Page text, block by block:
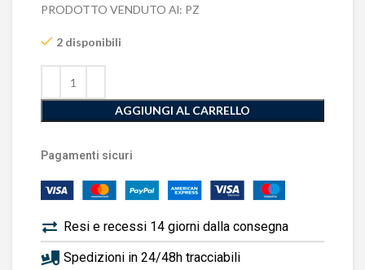
PRODOTTO VENDUTO Al: PZ
2 disponibili
AGGIUNGI AL CARRELLO
Pagamenti sicuri
Resi e recessi 14 giorni dalla consegna
Spedizioni in 24/48h tracciabili